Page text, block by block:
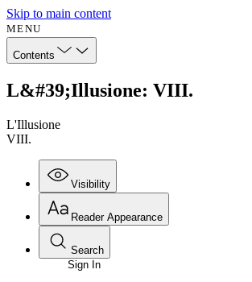
Skip to main content
MENU
Contents
L&#39;Illusione: VIII.
L'Illusione
VIII.
Visibility
Reader Appearance
Search
Sign In